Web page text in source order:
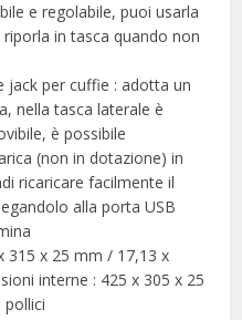
e regolabile, puoi usarla
in tasca quando non
jack per cuffie : adotta un
nella tasca laterale è
è possibile
(non in dotazione) in
ricaricare facilmente il
alla porta USB
315 x 25 mm / 17,13 x
interne : 425 x 305 x 25
pollici